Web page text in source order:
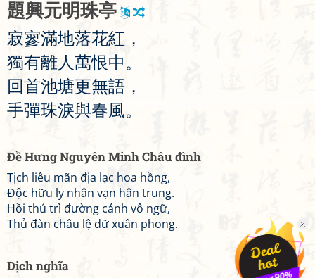
題興元明珠亭
寂寥滿地落花紅 ，
獨有離人萬恨中。
回首池塘更無語 ，
手彈珠淚與春風。
Đề Hưng Nguyên Minh Châu đình
Tịch liêu mãn địa lạc hoa hồng,
Độc hữu ly nhân vạn hận trung.
Hồi thủ trì đường cánh vô ngữ,
Thủ đàn châu lệ dữ xuân phong.
Dịch nghĩa